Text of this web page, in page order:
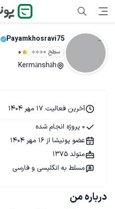
Payamkhosravi75
سطح ۰ 0
Kermānshāh
درباره من
آخرین فعالیت 17 مهر 1404
0 پروژه انجام شده
عضو پونیشا از 16 مهر 1404
متولد 1375
مسلط به انگلیسی و فارسی